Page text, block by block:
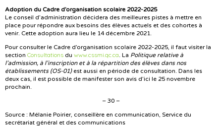
Adoption du Cadre d’organisation scolaire 2022-2025
Le conseil d’administration décidera des meilleures pistes à mettre en
place pour répondre aux besoins des élèves actuels et des cohortes à
venir. Cette adoption aura lieu le 14 décembre 2021.
Pour consulter le Cadre d’organisation scolaire 2022-2025, il faut visiter la
section Consultations du www.cssmi.qc.ca. La Politique relative à
l’admission, à l’inscription et à la répartition des élèves dans nos
établissements (OS-01)est aussi en période de consultation. Dans les
deux cas, il est possible de manifester son avis d’ici le 25 novembre
prochain.
– 30 –
Source : Mélanie Poirier, conseillère en communication, Service du
secrétariat général et des communications